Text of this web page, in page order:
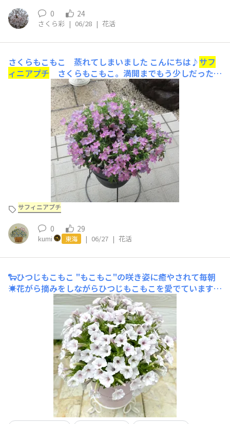
0 24
さくら彩 | 06/28 | 花活
さくらもこもこ 蒸れてしまいました こんにちは♪ サフ
ィニアプチ さくらもこもこ。満開までもう少しだったの
ですが、激しい大雨（長い期間）によって、お花が蒸れた
感じになっています。中を覗いて見ると、葉っぱが蒸れて
いました。雨ざらしではなく、玄関ポーチに避難していま
すよ。少し前まではよかったのに。6月23日撮影6月23日
撮影満開と言えるレベ
サフィニアプチ
0 29
kumi 東海 | 06/27 | 花活
🐑ひつじもこもこ "もこもこ"の咲き姿に癒やされて毎朝
☀️花がら摘みをしながらひつじもこもこを愛でています✨
苦手な切り戻しを繰り返して"もこもこ"に挑戦していきま
す星空マム✨ｻﾏｰﾐｽﾄと一緒に撮影しました１回目切り戻し
鉢増し後に開花した様子撮影日 ６月２０日植付け時まで
さかのぼって振り返ってみます撮影日 ５月１５日